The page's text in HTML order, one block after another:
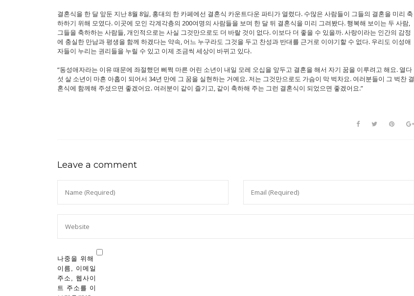
결혼식을 한 달 앞둔 지난 8월 8일, 홍대의 한 카페에선 결혼식 카운트다운 파티가 열렸다. 수많은 사람들이 그들의 결혼을 미리 축
하하기 위해 모였다. 이곳에 모인 각계각층의 200여명의 사람들을 보며 한 달 뒤 결혼식을 미리 그려봤다. 행복해 보이는 두 사람,
그들을 축하하는 사람들, 개인적으로는 사실 그것만으로도 더 바랄 것이 없다. 이보다 더 좋을 수 있을까. 사랑이라는 인간의 감정
에 충실한 만남과 평생을 함께 하겠다는 약속, 어느 누구라도 그것을 두고 찬성과 반대를 근거로 이야기할 수 없다. 우리도 이성애
자들이 누리는 권리들을 누릴 수 있고 이제 조금씩 세상이 바뀌고 있다.
“동성애자라는 이유 때문에 좌절했던 삐쩍 마른 어린 소년이 내일 모레 오십을 앞두고 결혼을 해서 자기 꿈을 이루려고 해요. 열다
섯 살 소년이 마흔 아홉이 되어서 34년 만에 그 꿈을 실현하는 거예요. 저는 그것만으로도 가슴이 막 벅차요. 여러분들이 그 벅찬 결
혼식에 함께해 주셨으면 좋겠어요. 여러분이 같이 즐기고, 같이 축하해 주는 그런 결혼식이 되었으면 좋겠어요.”
Leave a comment
나중을 위해
이름, 이메일
주소, 웹사이
트 주소를 이